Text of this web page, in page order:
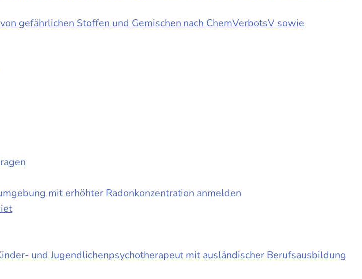
gefährlichen Stoffen und Gemischen nach ChemVerbotsV sowie
mit erhöhter Radonkonzentration anmelden
und Jugendlichenpsychotherapeut mit ausländischer Berufsausbildung